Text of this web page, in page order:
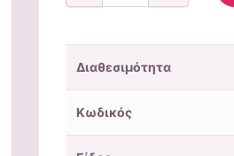
Διαθεσιμότητα
Κωδικός